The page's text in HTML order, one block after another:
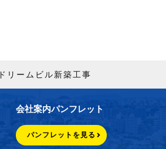
ドリームビル新築工事
会社案内パンフレット
パンフレットを見る